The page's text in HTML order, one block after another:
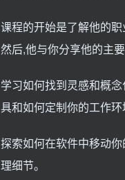
课程的开始是了解他的
然后,他与你分享他的主要
学习如何找到灵感和概
具和如何定制你的工作环
探索如何在软件中移动
理细节。